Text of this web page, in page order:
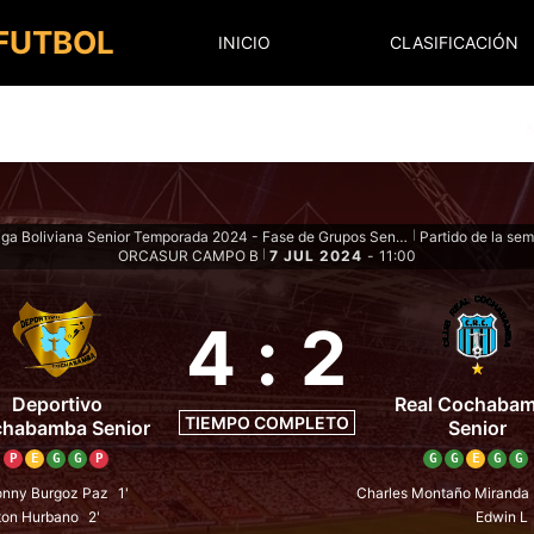
INICIO CLASIFICACIÓN
Superliga Boliviana Senior Temporada 2024 - Fase de Grupos Senior
Partido de la
ORCASUR CAMPO B
7 JUL 2024 - 11:00
Deportivo
Senior
P E G G P
4 : 2
TIEMPO COMPLETO
Real
Senior
G G E G G
Burgoz Paz 1'
Hurbano 2'
Charles Montaño Miranda
Edwin L